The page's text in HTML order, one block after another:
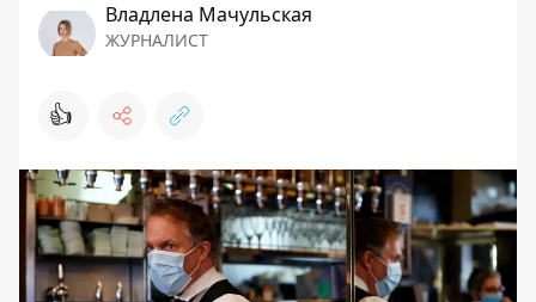
Владлена Мачульская
ЖУРНАЛИСТ
👍